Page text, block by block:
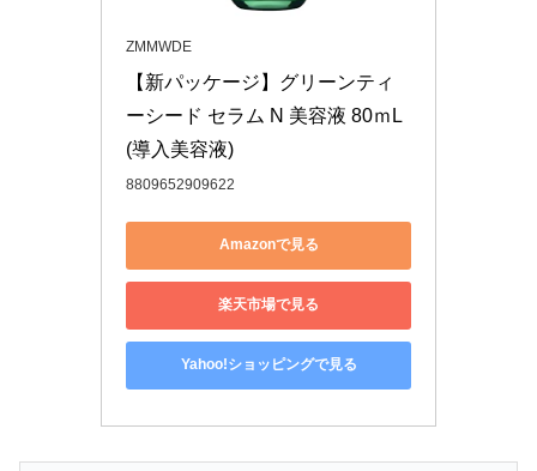
ZMMWDE
【新パッケージ】グリーンティ
ーシード セラム N 美容液 80ｍL
(導入美容液)
8809652909622
Amazonで見る
楽天市場で見る
Yahoo!ショッピングで見る